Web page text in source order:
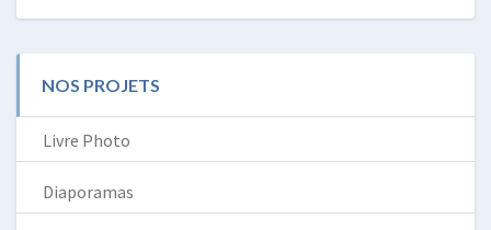
NOS PROJETS
Livre Photo
Diaporamas